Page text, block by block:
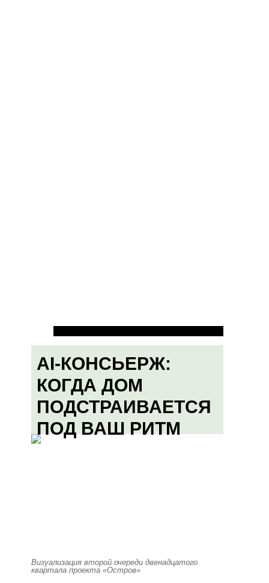
AI-КОНСЬЕРЖ:
КОГДА ДОМ
ПОДСТРАИВАЕТСЯ
ПОД ВАШ РИТМ
Визуализация второй очереди двенадцатого
квартала проекта «Остров»